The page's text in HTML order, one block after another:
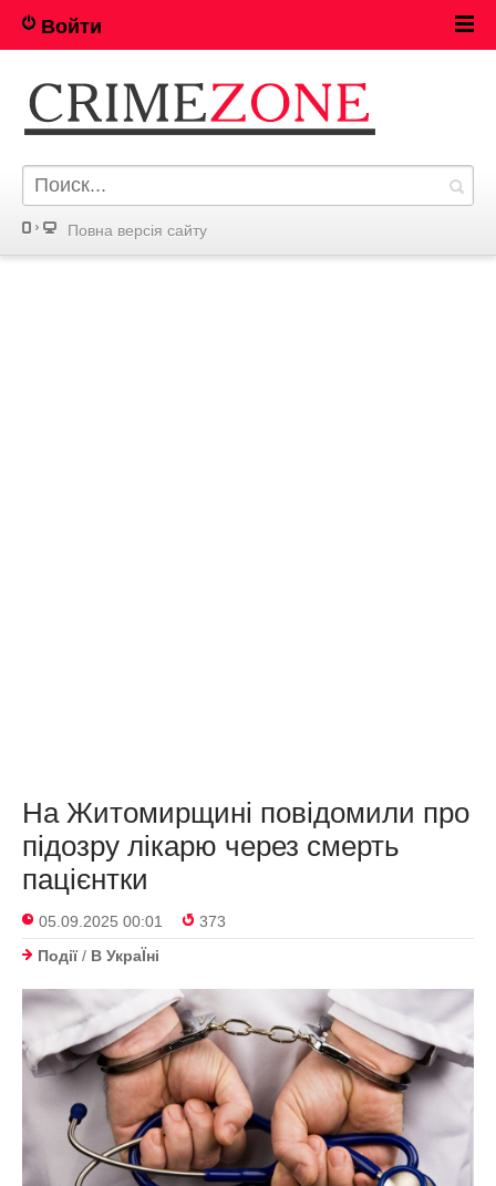
Войти
Повна версія сайту
На Житомирщині повідомили про
підозру лікарю через смерть
пацієнтки
05.09.2025 00:01
373
Події/ В УкраЇнi